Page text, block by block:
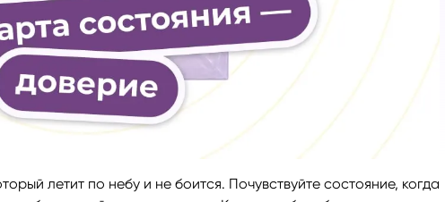
Скорпион
Стрелец
Водолей
Расклад на картах Таро
Расклад Таро на неделю
Расклад Таро «Карта дня»
летит по небу и не боится. Почувствуйте состояние, когда